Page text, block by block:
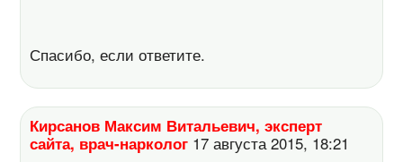
Спасибо, если ответите.
Кирсанов Максим Витальевич, эксперт
сайта, врач-нарколог 17 августа 2015, 18:21